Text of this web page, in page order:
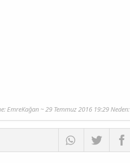
EmreKağan ~ 29 Temmuz 2016 19:29 Neden: